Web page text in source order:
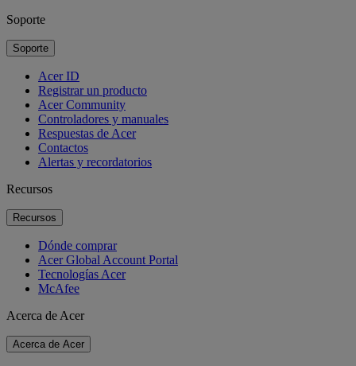
Soporte
Soporte
Acer ID
Registrar un producto
Acer Community
Controladores y manuales
Respuestas de Acer
Contactos
Alertas y recordatorios
Recursos
Recursos
Dónde comprar
Acer Global Account Portal
Tecnologías Acer
McAfee
Acerca de Acer
Acerca de Acer